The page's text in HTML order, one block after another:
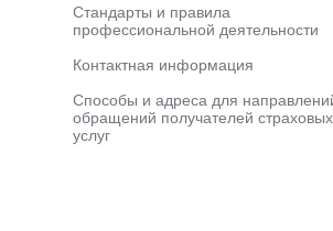
Стандарты и правила
профессиональной деятельности
Контактная информация
Способы и адреса для
обращений получателей страховых
услуг